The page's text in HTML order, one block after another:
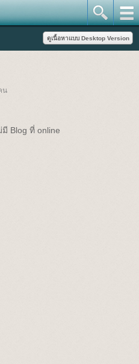
น
Blog ที่ online